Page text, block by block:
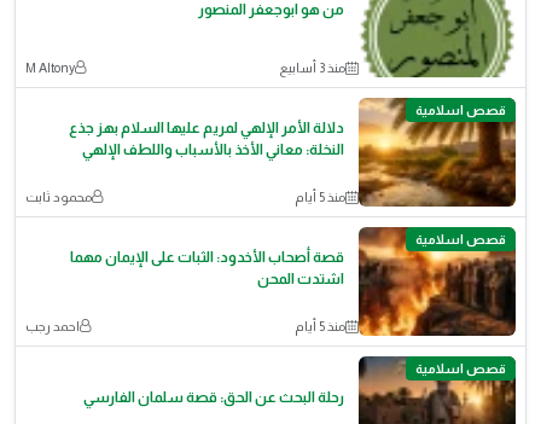
من هو ابوجعفر المنصور
منذ 3 أسابيع M Altony
قصص اسلامية
دلالة الأمر الإلهي لمريم عليها السلام بهز جذع
النخلة: معاني الأخذ بالأسباب واللطف الإلهي
منذ 5 أيام محمود ثابت
قصص اسلامية
قصة أصحاب الأخدود: الثبات على الإيمان مهما
اشتدت المحن
منذ 5 أيام احمد رجب
قصص اسلامية
رحلة البحث عن الحق: قصة سلمان الفارسي